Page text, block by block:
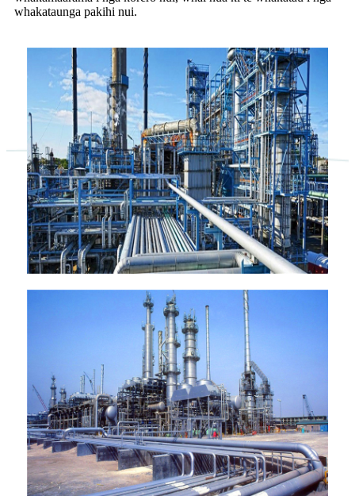
whakataunga pakihi nui.